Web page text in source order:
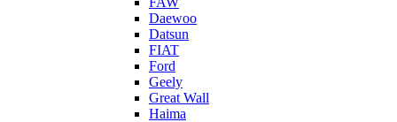
Daewoo
Datsun
FIAT
Ford
Geely
Great Wall
Haima